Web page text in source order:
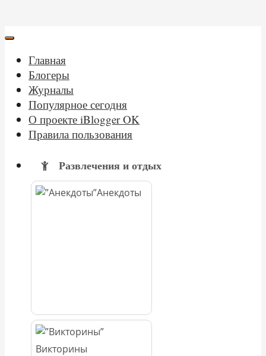
Главная
Блогеры
Журналы
Популярное сегодня
О проекте iBlogger OK
Правила пользования
Развлечения и отдых
Анекдоты
Викторины